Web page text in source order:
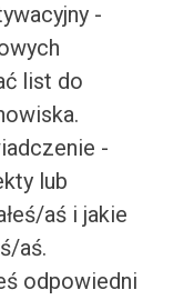
-
list do
-
lub
aś i jakie
aś.
odpowiedni